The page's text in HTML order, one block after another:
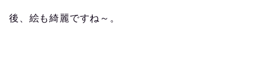
後、絵も綺麗ですね～。